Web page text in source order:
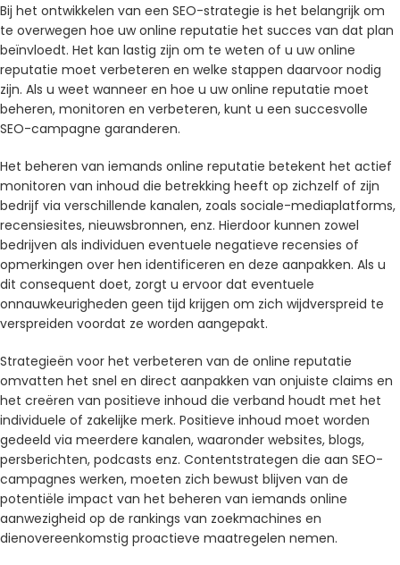
Bij het ontwikkelen van een SEO-strategie is het belangrijk om
te overwegen hoe uw online reputatie het succes van dat plan
beïnvloedt. Het kan lastig zijn om te weten of u uw online
reputatie moet verbeteren en welke stappen daarvoor nodig
zijn. Als u weet wanneer en hoe u uw online reputatie moet
beheren, monitoren en verbeteren, kunt u een succesvolle
SEO-campagne garanderen.
Het beheren van iemands online reputatie betekent het actief
monitoren van inhoud die betrekking heeft op zichzelf of zijn
bedrijf via verschillende kanalen, zoals sociale-mediaplatforms,
recensiesites, nieuwsbronnen, enz. Hierdoor kunnen zowel
bedrijven als individuen eventuele negatieve recensies of
opmerkingen over hen identificeren en deze aanpakken. Als u
dit consequent doet, zorgt u ervoor dat eventuele
onnauwkeurigheden geen tijd krijgen om zich wijdverspreid te
verspreiden voordat ze worden aangepakt.
Strategieën voor het verbeteren van de online reputatie
omvatten het snel en direct aanpakken van onjuiste claims en
het creëren van positieve inhoud die verband houdt met het
individuele of zakelijke merk. Positieve inhoud moet worden
gedeeld via meerdere kanalen, waaronder websites, blogs,
persberichten, podcasts enz. Contentstrategen die aan SEO-
campagnes werken, moeten zich bewust blijven van de
potentiële impact van het beheren van iemands online
aanwezigheid op de rankings van zoekmachines en
dienovereenkomstig proactieve maatregelen nemen.